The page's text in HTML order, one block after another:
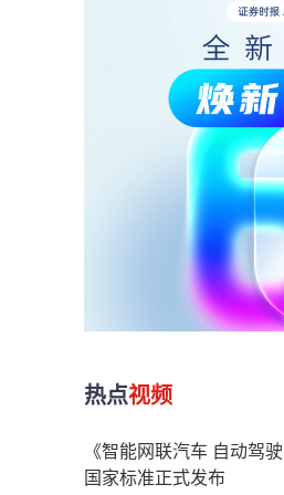
热点视频
《智能网联汽车 自动驾
国家标准正式发布